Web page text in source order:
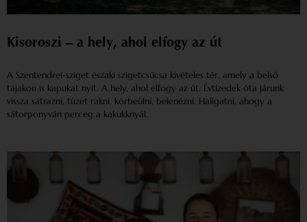
Kisoroszi – a hely, ahol elfogy az út
A Szentendrei-sziget északi szigetcsúcsa kivételes tér, amely a belső
tájakon is kapukat nyit. A hely, ahol elfogy az út. Évtizedek óta járunk
vissza sátrazni, tüzet rakni, körbeülni, belenézni. Hallgatni, ahogy a
sátorponyván perceg a kakukknyál.